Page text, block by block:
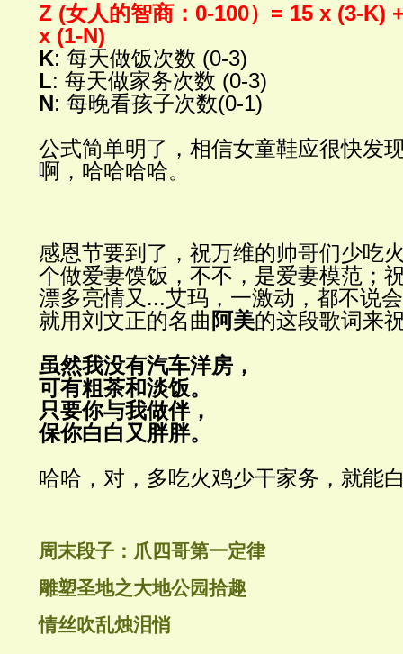
Z (女人的智商： 0-100） = 15 x (3-K)
x (1-N)
K: 每天做饭次数 (0-3)
L: 每天做家务次数 (0-3)
N: 每晚看孩子次数(0-1)
公式简单明了，相信女童鞋应很快发
啊，哈哈哈哈。
感恩节要到了，祝万维的帅哥们少吃
个做爱妻馍饭，不不，是爱妻模范；
漂多亮情又 ...艾玛，一激动，都不说
就用刘文正的名曲 阿美的这段歌词来
虽然我没有汽车洋房，
可有粗茶和淡饭。
只要你与我做伴，
保你白白又胖胖。
哈哈，对，多吃火鸡少干家务，就能
周末段子：爪四哥第一定律
雕塑圣地之大地公园拾趣
情丝吹乱烛泪悄